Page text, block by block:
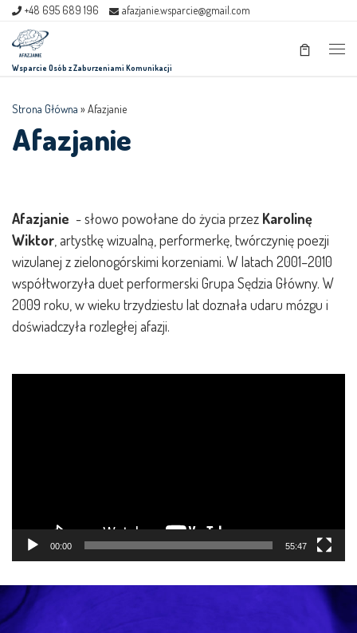
+48 695 689 196 afazjanie.wsparcie@gmail.com
Wsparcie Osób z Zaburzeniami Komunikacji
Strona Główna » Afazjanie
Afazjanie
Afazjanie - słowo powołane do życia przez Karolinę
Wiktor , artystkę wizualną, performerkę, twórczynię poezji
wizulanej z zielonogórskimi korzeniami. W latach 2001–2010
współtworzyła duet performerski Grupa Sędzia Główny. W
2009 roku, w wieku trzydziestu lat doznała udaru mózgu i
doświadczyła rozległej afazji.
00:00 55:47